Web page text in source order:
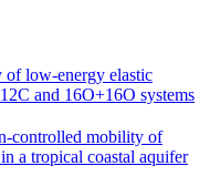
of low-energy elastic
and 16O+16O systems
mobility of
a tropical coastal aquifer